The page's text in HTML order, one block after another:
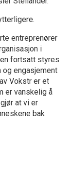
entreprenører
i
fortsatt styres
og engasjement
Vokstr er et
er vanskelig å
at vi er
bak